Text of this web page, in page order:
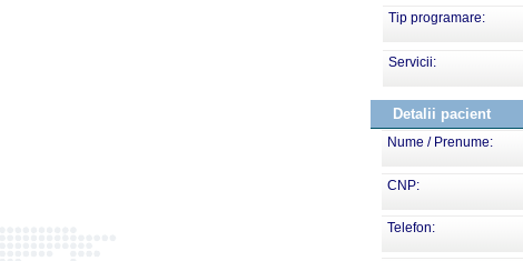
Tip programare:
Servicii:
Detalii pacient
Nume / Prenume:
CNP:
Telefon: